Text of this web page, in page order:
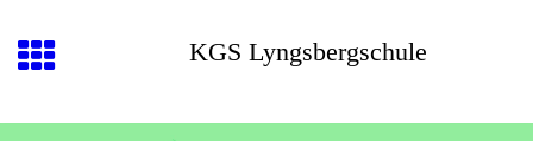
KGS Lyngsbergschule